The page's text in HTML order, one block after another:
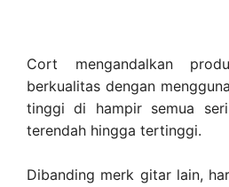
Cort mengandalkan
berkualitas dengan
tinggi di hampir semua
terendah hingga tertinggi.
Dibanding merk gitar lain,